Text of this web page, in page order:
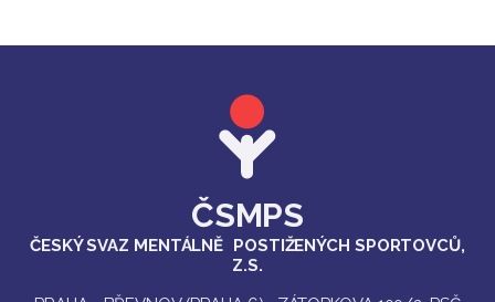
ČSMPS
ČESKÝ SVAZ MENTÁLNĚ POSTIŽENÝCH SPORTOVCŮ,
Z.S.